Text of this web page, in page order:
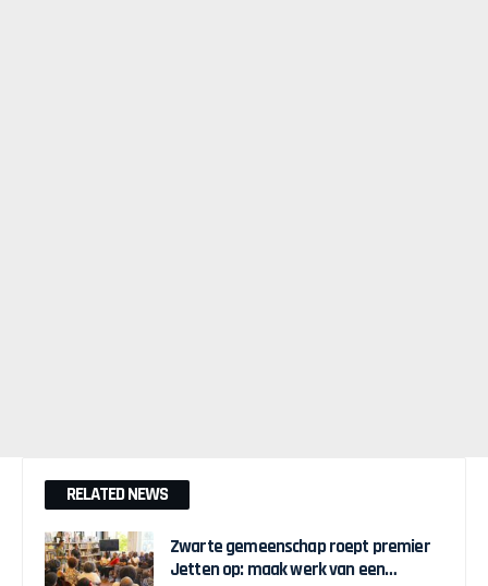
RELATED NEWS
Zwarte gemeenschap roept premier
Jetten op: maak werk van een